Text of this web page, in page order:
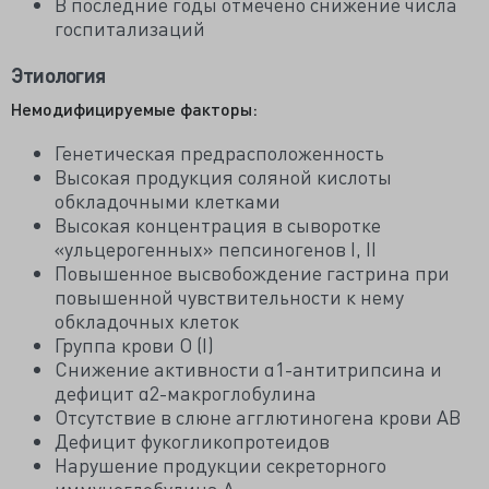
госпитализаций
Этиология
Немодифицируемые факторы:
Генетическая предрасположенность
Высокая продукция соляной кислоты
обкладочными клетками
Высокая концентрация в сыворотке
«ульцерогенных» пепсиногенов I, II
Повышенное высвобождение гастрина при
повышенной чувствительности к нему
обкладочных клеток
Группа крови O (I)
Снижение активности α1-антитрипсина и
дефицит α2-макроглобулина
Отсутствие в слюне агглютиногена крови АВ
Дефицит фукогликопротеидов
Нарушение продукции секреторного